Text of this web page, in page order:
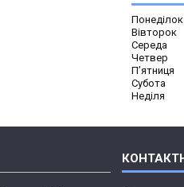
Понеділок
Вівторок
Середа
Четвер
Пʼятниця
Субота
Неділя